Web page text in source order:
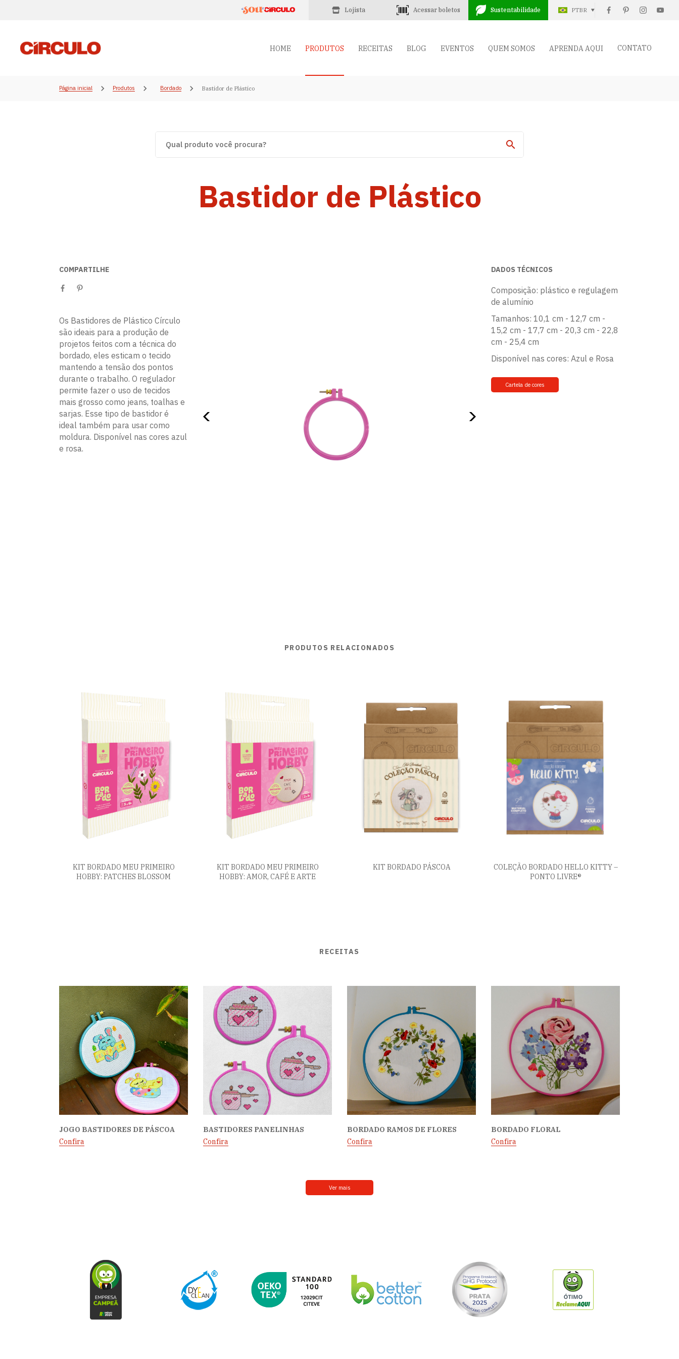
Lojista Acessar boletos Sustentabilidade PTBR
HOME PRODUTOS RECEITAS BLOG EVENTOS QUEM SOMOS APRENDA AQUI CONTATO
Página inicial Produtos Bordado Bastidor de Plástico
Bastidor de Plástico
COMPARTILHE
Os Bastidores de Plástico Círculo
são ideais para a produção de
projetos feitos com a técnica do
bordado, eles esticam o tecido
mantendo a tensão dos pontos
durante o trabalho. O regulador
permite fazer o uso de tecidos
mais grosso como jeans, toalhas e
sarjas. Esse tipo de bastidor é
ideal também para usar como
moldura. Disponível nas cores azul
e rosa.
DADOS TÉCNICOS
Composição: plástico e regulagem
de alumínio
Tamanhos: 10,1 cm - 12,7 cm -
15,2 cm - 17,7 cm - 20,3 cm - 22,8
cm - 25,4 cm
Disponível nas cores: Azul e Rosa
Cartela de cores
PRODUTOS RELACIONADOS
KIT BORDADO MEU PRIMEIRO
HOBBY: PATCHES BLOSSOM
KIT BORDADO MEU PRIMEIRO
HOBBY: AMOR, CAFÉ E ARTE
KIT BORDADO PÁSCOA
COLEÇÃO BORDADO HELLO KITTY –
PONTO LIVRE®
RECEITAS
JOGO BASTIDORES DE PÁSCOA
Confira
BASTIDORES PANELINHAS
Confira
BORDADO RAMOS DE FLORES
Confira
BORDADO FLORAL
Confira
Ver mais